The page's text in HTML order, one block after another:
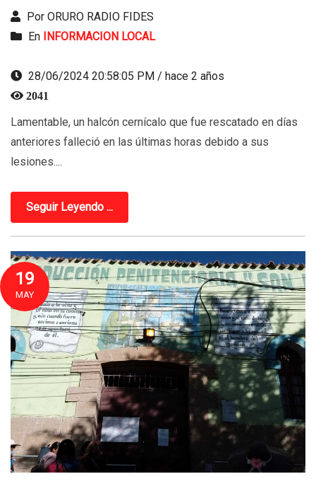
Por ORURO RADIO FIDES
En
INFORMACION LOCAL
28/06/2024 20:58:05 PM / hace 2 años
2041
Lamentable, un halcón cernícalo que fue rescatado en días
anteriores falleció en las últimas horas debido a sus
lesiones....
Seguir Leyendo ...
19
MAY